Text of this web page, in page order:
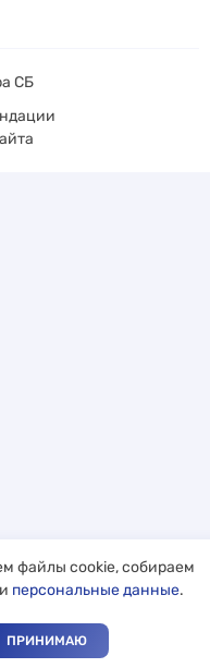
СБ
файлы cookie, собираем
персональные данные.
ПРИНИМАЮ